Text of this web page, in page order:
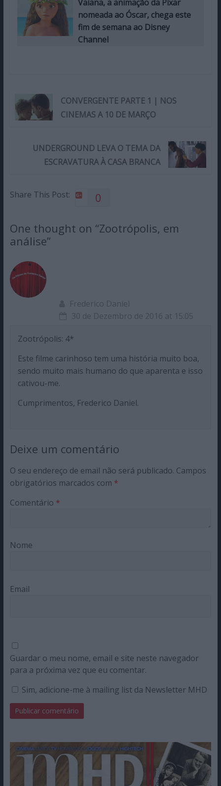
Vaiana, a animação da Pixar
nomeada ao Óscar, chega este
fim de semana ao Disney
Channel
CONVERGENTE PARTE 1 | NOS
CINEMAS A 10 DE MARÇO
UNDERGROUND LEVA O TEMA DA
ESCRAVATURA À CASA BRANCA
Share This Post: 0
One thought on “Zootrópolis, em
análise”
Frederico Daniel
30 de Dezembro de 2016 at 15:05
Zootrópolis: 4*
Este filme carinhoso tem uma história muito boa,
sendo muito mais humano do que aparenta e isso
cativou-me.
Cumprimentos, Frederico Daniel.
Deixe um comentário
O seu endereço de email não será publicado. Campos
obrigatórios marcados com *
Comentário *
Nome
Email
Guardar o meu nome, email e site neste navegador
para a próxima vez que eu comentar.
Sim, adicione-me à mailing list da Newsletter MHD